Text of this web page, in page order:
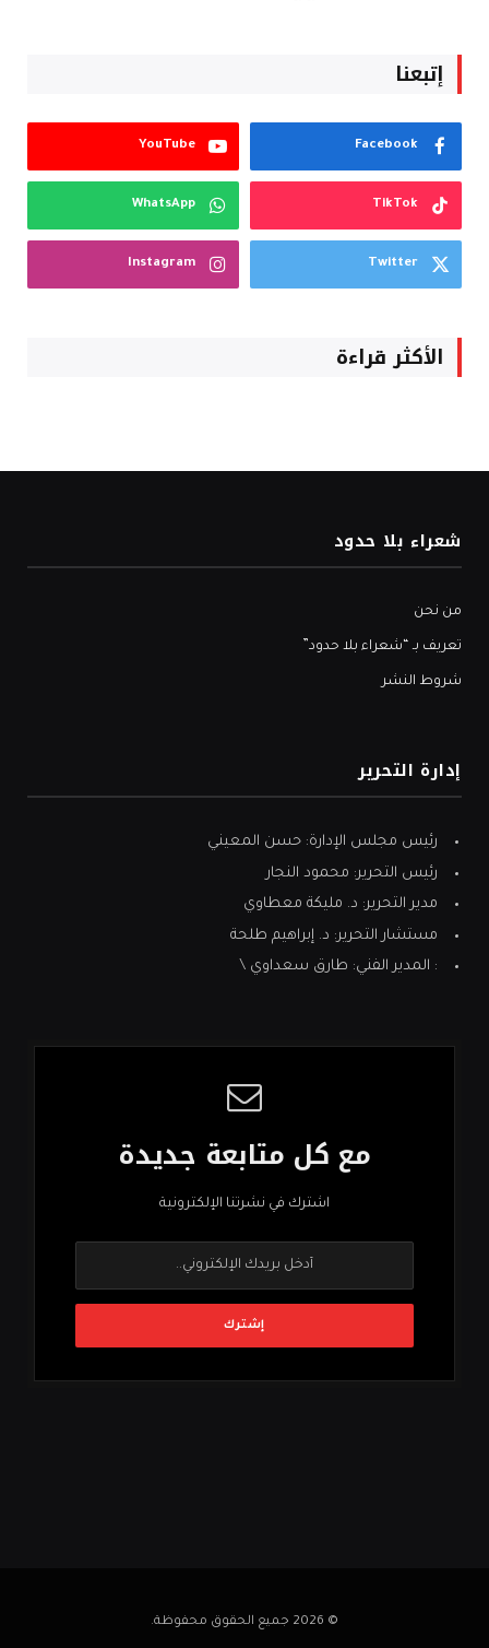
إتبعنا
Facebook
YouTube
TikTok
WhatsApp
Twitter
Instagram
الأكثر قراءة
شعراء بلا حدود
من نحن
تعريف بـ “شعراء بلا حدود”
شروط النشر
إدارة التحرير
رئيس مجلس الإدارة: حسن المعيني
رئيس التحرير: محمود النجار
مدير التحرير: د. مليكة معطاوي
مستشار التحرير: د. إبراهيم طلحة
: المدير الفني: طارق سعداوي \
مع كل متابعة جديدة
اشترك في نشرتنا الإلكترونية
© 2026 جميع الحقوق محفوظة.